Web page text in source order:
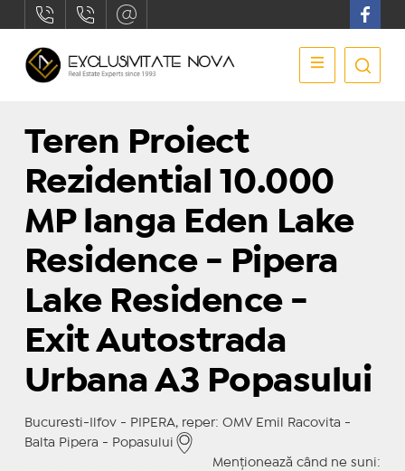
Teren Proiect
Rezidential 10.000
MP langa Eden Lake
Residence - Pipera
Lake Residence -
Exit Autostrada
Urbana A3 Popasului
Bucuresti-Ilfov - PIPERA, reper: OMV Emil Racovita -
Balta Pipera - Popasului
Menționează când ne suni: